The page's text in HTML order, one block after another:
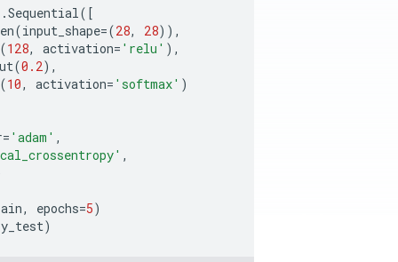
.Sequential([
(input_shape=(28, 28)),
(128, activation= 'relu' ),
(0.2),
(10, activation= 'softmax' )
= 'adam' ,
,
, epochs=5)
y_test)